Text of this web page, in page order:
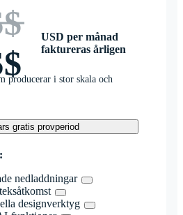
USD per månad
faktureras årligen
producerar i stor skala och
gratis provperiod
nedladdningar
designverktyg